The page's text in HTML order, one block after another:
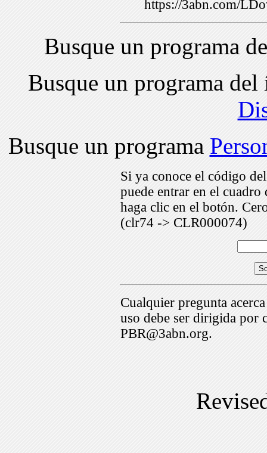
https://3abn.com/
Busque un programa
Busque un programa
Busque un programa
Si ya conoce el código
puede entrar en el
haga clic en el botón.
(clr74 -> CLR000074)
Cualquier pregunta
uso debe ser dirigida por
PBR@3abn.org.